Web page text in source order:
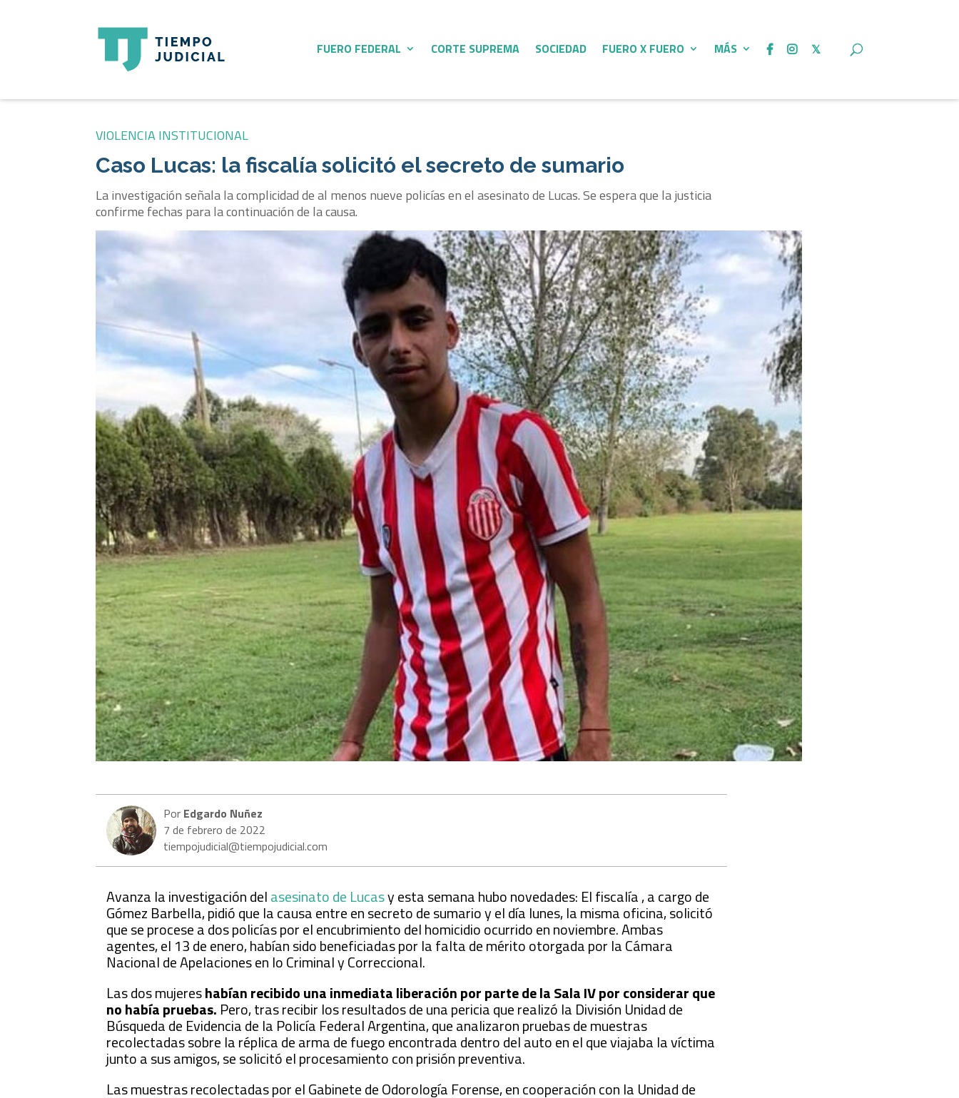
FUERO FEDERAL CORTE SUPREMA SOCIEDAD FUERO X FUERO MÁS
VIOLENCIA INSTITUCIONAL
Caso Lucas: la fiscalía solicitó el secreto de sumario
La investigación señala la complicidad de al menos nueve policías en el asesinato de Lucas. Se espera que la justicia
confirme fechas para la continuación de la causa.
Por Edgardo Nuñez
7 de febrero de 2022
tiempojudicial@tiempojudicial.com
Avanza la investigación delasesinato de Lucasy esta semana hubo novedades: El fiscalía , a cargo de
Gómez Barbella, pidió que la causa entre en secreto de sumario y el día lunes, la misma oficina, solicitó
que se procese a dos policías por el encubrimiento del homicidio ocurrido en noviembre. Ambas
agentes, el 13 de enero, habían sido beneficiadas por la falta de mérito otorgada por la Cámara
Nacional de Apelaciones en lo Criminal y Correccional.
Las dos mujereshabían recibido una inmediata liberación por parte de la Sala IV por considerar que
no había pruebas. Pero, tras recibir los resultados de una pericia que realizó la División Unidad de
Búsqueda de Evidencia de la Policía Federal Argentina, que analizaron pruebas de muestras
recolectadas sobre la réplica de arma de fuego encontrada dentro del auto en el que viajaba la víctima
junto a sus amigos, se solicitó el procesamiento con prisión preventiva.
Las muestras recolectadas por el Gabinete de Odorología Forense, en cooperación con la Unidad de